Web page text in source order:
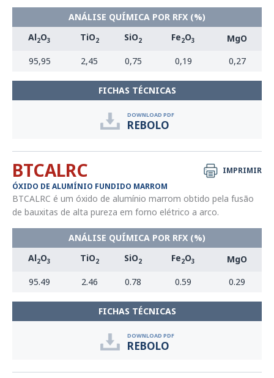
ANÁLISE QUÍMICA POR RFX (%)
Al2O3 TiO2 SiO2 Fe2O3
MgO
95,95
2,45 0,75 0,19 0,27
FICHAS TÉCNICAS
DOWNLOAD PDF
REBOLO
IMPRIMIR
BTCALRC
ÓXIDO DE ALUMÍNIO FUNDIDO MARROM
BTCALRC é um óxido de alumínio marrom obtido pela fusão
de bauxitas de alta pureza em forno elétrico a arco.
ANÁLISE QUÍMICA POR RFX (%)
Al2O3 TiO2 SiO2 Fe2O3
MgO
95.49
2.46 0.78 0.59 0.29
FICHAS TÉCNICAS
DOWNLOAD PDF
REBOLO